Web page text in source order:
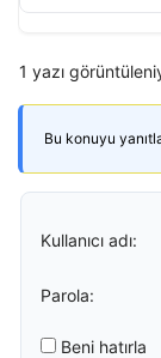
1 yazı
Bu konuyu
Kullanıcı adı:
Parola:
Beni hatırla